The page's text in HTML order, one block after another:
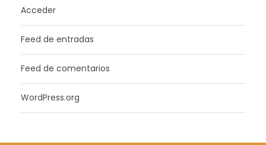
Acceder
Feed de entradas
Feed de comentarios
WordPress.org